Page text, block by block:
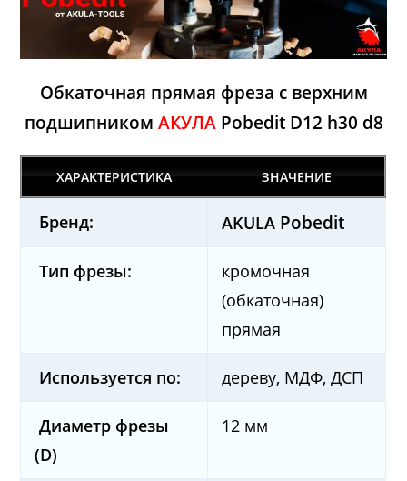
Обкаточная прямая фреза с верхним
подшипником АКУЛА Pobedit D12 h30 d8
ХАРАКТЕРИСТИКА ЗНАЧЕНИЕ
Бренд: AKULA Pobedit
Тип фрезы:
кромочная
(обкаточная)
прямая
Используется по: дереву, МДФ, ДСП
Диаметр фрезы
(D)
12 мм